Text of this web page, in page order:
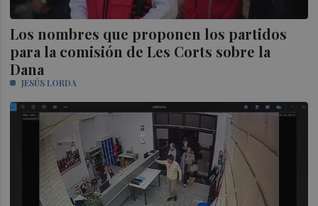
Los nombres que proponen los partidos
para la comisión de Les Corts sobre la
Dana
JESÚS LORDA